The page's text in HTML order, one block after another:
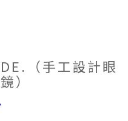
（手工設計眼
）